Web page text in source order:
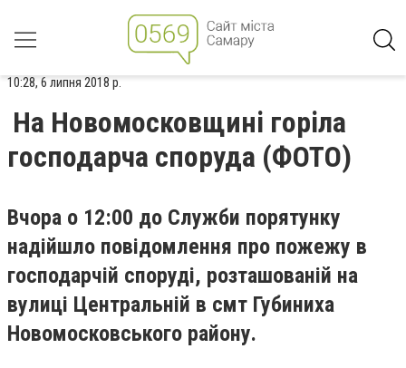
10:28, 6 липня 2018 р.
На Новомосковщині горіла
господарча споруда (ФОТО)
Вчора о 12:00 до Служби порятунку
надійшло повідомлення про пожежу в
господарчій споруді, розташованій на
вулиці Центральній в смт Губиниха
Новомосковського району.